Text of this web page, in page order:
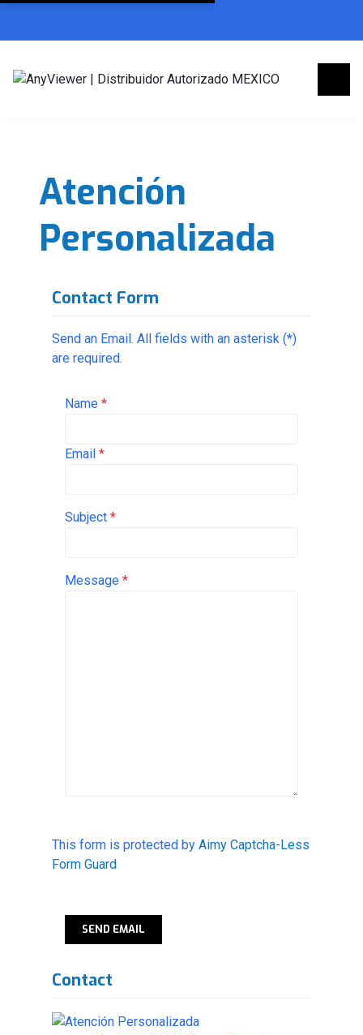
Atención
Personalizada
Contact Form
Send an Email. All fields with an asterisk (*)
are required.
Name *
Email *
Subject *
Message *
This form is protected by Aimy Captcha-Less
Form Guard
SEND EMAIL
Contact